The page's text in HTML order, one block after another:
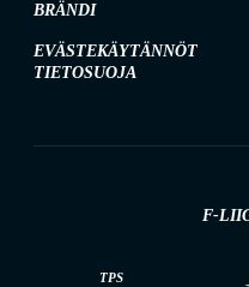
BRÄNDI
EVÄSTEKÄYTÄNNÖT
TIETOSUOJA
F-
TPS